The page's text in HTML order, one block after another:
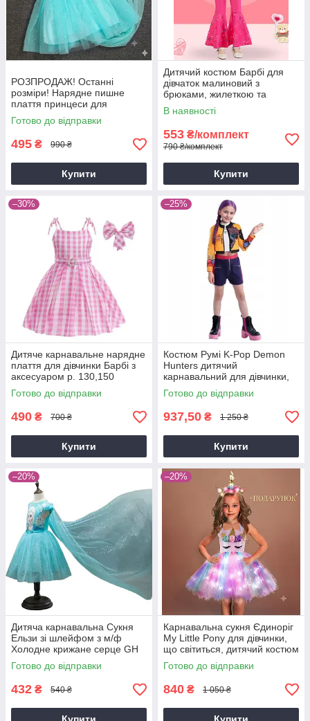
РОЗПРОДАЖ! Останні
розміри! Нарядне пишне
плаття принцеси для
дівчинки, карнавальне плаття
на день народження на
р.110,130,140,150
Готово до відправки
495 ₴ 990 ₴
Купити
Дитячий костюм Барбі для
дівчаток малиновий з
брюками, жилеткою та
пов'язкою на шию (розміри
115-130 см)
В наявності
553 ₴/комплект
790 ₴/комплект
Купити
–30%
Дитяче карнавальне нарядне
плаття для дівчинки Барбі з
аксесуаром р. 130,150
Готово до відправки
490 ₴ 700 ₴
Купити
–25%
Костюм Румі K-Pop Demon
Hunters дитячий
карнавальний для дівчинки,
косплей HUNTR/X Румі,
Мисливиці на демонів р100
110 130 140 150
Готово до відправки
937,50 ₴ 1 250 ₴
Купити
–20%
Дитяча карнавальна Сукня
Ельзи зі шлейфом з м/ф
Холодне крижане серце GH
на зріст 85-95,126-145
блакитне
Готово до відправки
432 ₴ 540 ₴
–20%
Карнавальна сукня Єдиноріг
My Little Pony для дівчинки,
що світиться, дитячий костюм
Поні з обручем р. 95-105,115-
132 см
Готово до відправки
840 ₴ 1 050 ₴